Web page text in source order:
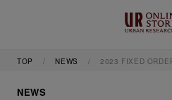
TOP NEWS 2023 FIXED
NEWS